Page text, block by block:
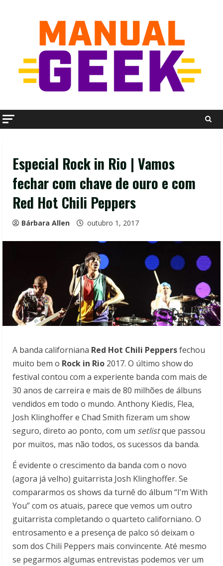
Especial Rock in Rio | Vamos
fechar com chave de ouro e com
Red Hot Chili Peppers
Bárbara Allen outubro 1, 2017
A banda californiana Red Hot Chili Peppersfechou
muito bem o Rock in Rio 2017. O último show do
festival contou com a experiente banda com mais de
30 anos de carreira e mais de 80 milhões de álbuns
vendidos em todo o mundo. Anthony Kiedis, Flea,
Josh Klinghoffer e Chad Smith fizeram um show
seguro, direto ao ponto, com um setlistque passou
por muitos, mas não todos, os sucessos da banda.
É evidente o crescimento da banda com o novo
(agora já velho) guitarrista Josh Klinghoffer. Se
compararmos os shows da turnê do álbum “I’m With
You” com os atuais, parece que vemos um outro
guitarrista completando o quarteto californiano. O
entrosamento e a presença de palco só deixam o
som dos Chili Peppers mais convincente. Até mesmo
se pegarmos algumas entrevistas podemos ver um